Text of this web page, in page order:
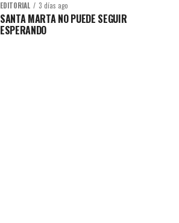
EDITORIAL 3 días ago
SANTA MARTA NO PUEDE SEGUIR
ESPERANDO